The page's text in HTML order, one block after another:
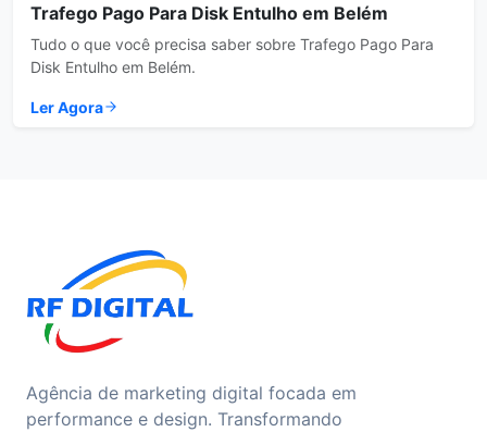
Trafego Pago Para Disk Entulho em Belém
Tudo o que você precisa saber sobre Trafego Pago Para
Disk Entulho em Belém.
Ler Agora
Agência de marketing digital focada em
performance e design. Transformando